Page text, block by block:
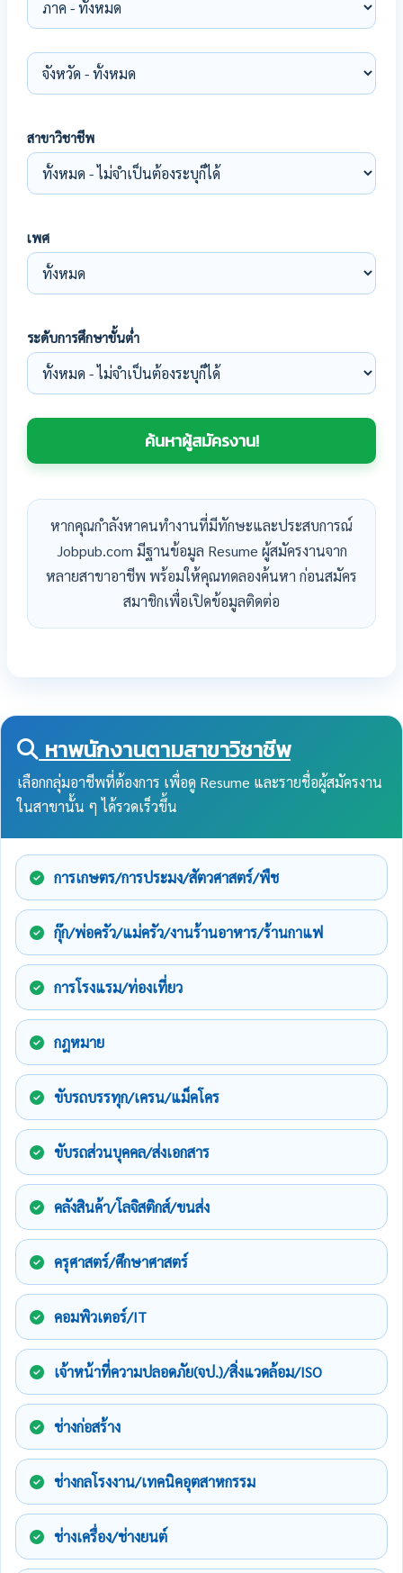
สาขาวิชาชีพ
เพศ
ระดับการศึกษาขั้นต่ำ
หากคุณกำลังหาคนทำงานที่มีทักษะและประสบการณ์
Jobpub.com มีฐานข้อมูล Resume ผู้สมัครงานจาก
หลายสาขาอาชีพ พร้อมให้คุณทดลองค้นหา ก่อนสมัคร
สมาชิกเพื่อเปิดข้อมูลติดต่อ
หาพนักงานตามสาขาวิชาชีพ
เลือกกลุ่มอาชีพที่ต้องการ เพื่อดู Resume และรายชื่อผู้สมัครงาน
ในสาขานั้น ๆ ได้รวดเร็วขึ้น
การเกษตร/การประมง/สัตวศาสตร์/พืช
กุ๊ก/พ่อครัว/แม่ครัว/งานร้านอาหาร/ร้านกาแฟ
การโรงแรม/ท่องเที่ยว
กฎหมาย
ขับรถบรรทุก/เครน/แม็คโคร
ขับรถส่วนบุคคล/ส่งเอกสาร
คลังสินค้า/โลจิสติกส์/ขนส่ง
ครุศาสตร์/ศึกษาศาสตร์
คอมพิวเตอร์/IT
เจ้าหน้าที่ความปลอดภัย(จป.)/สิ่งแวดล้อม/ISO
ช่างก่อสร้าง
ช่างกลโรงงาน/เทคนิคอุตสาหกรรม
ช่างเครื่อง/ช่างยนต์